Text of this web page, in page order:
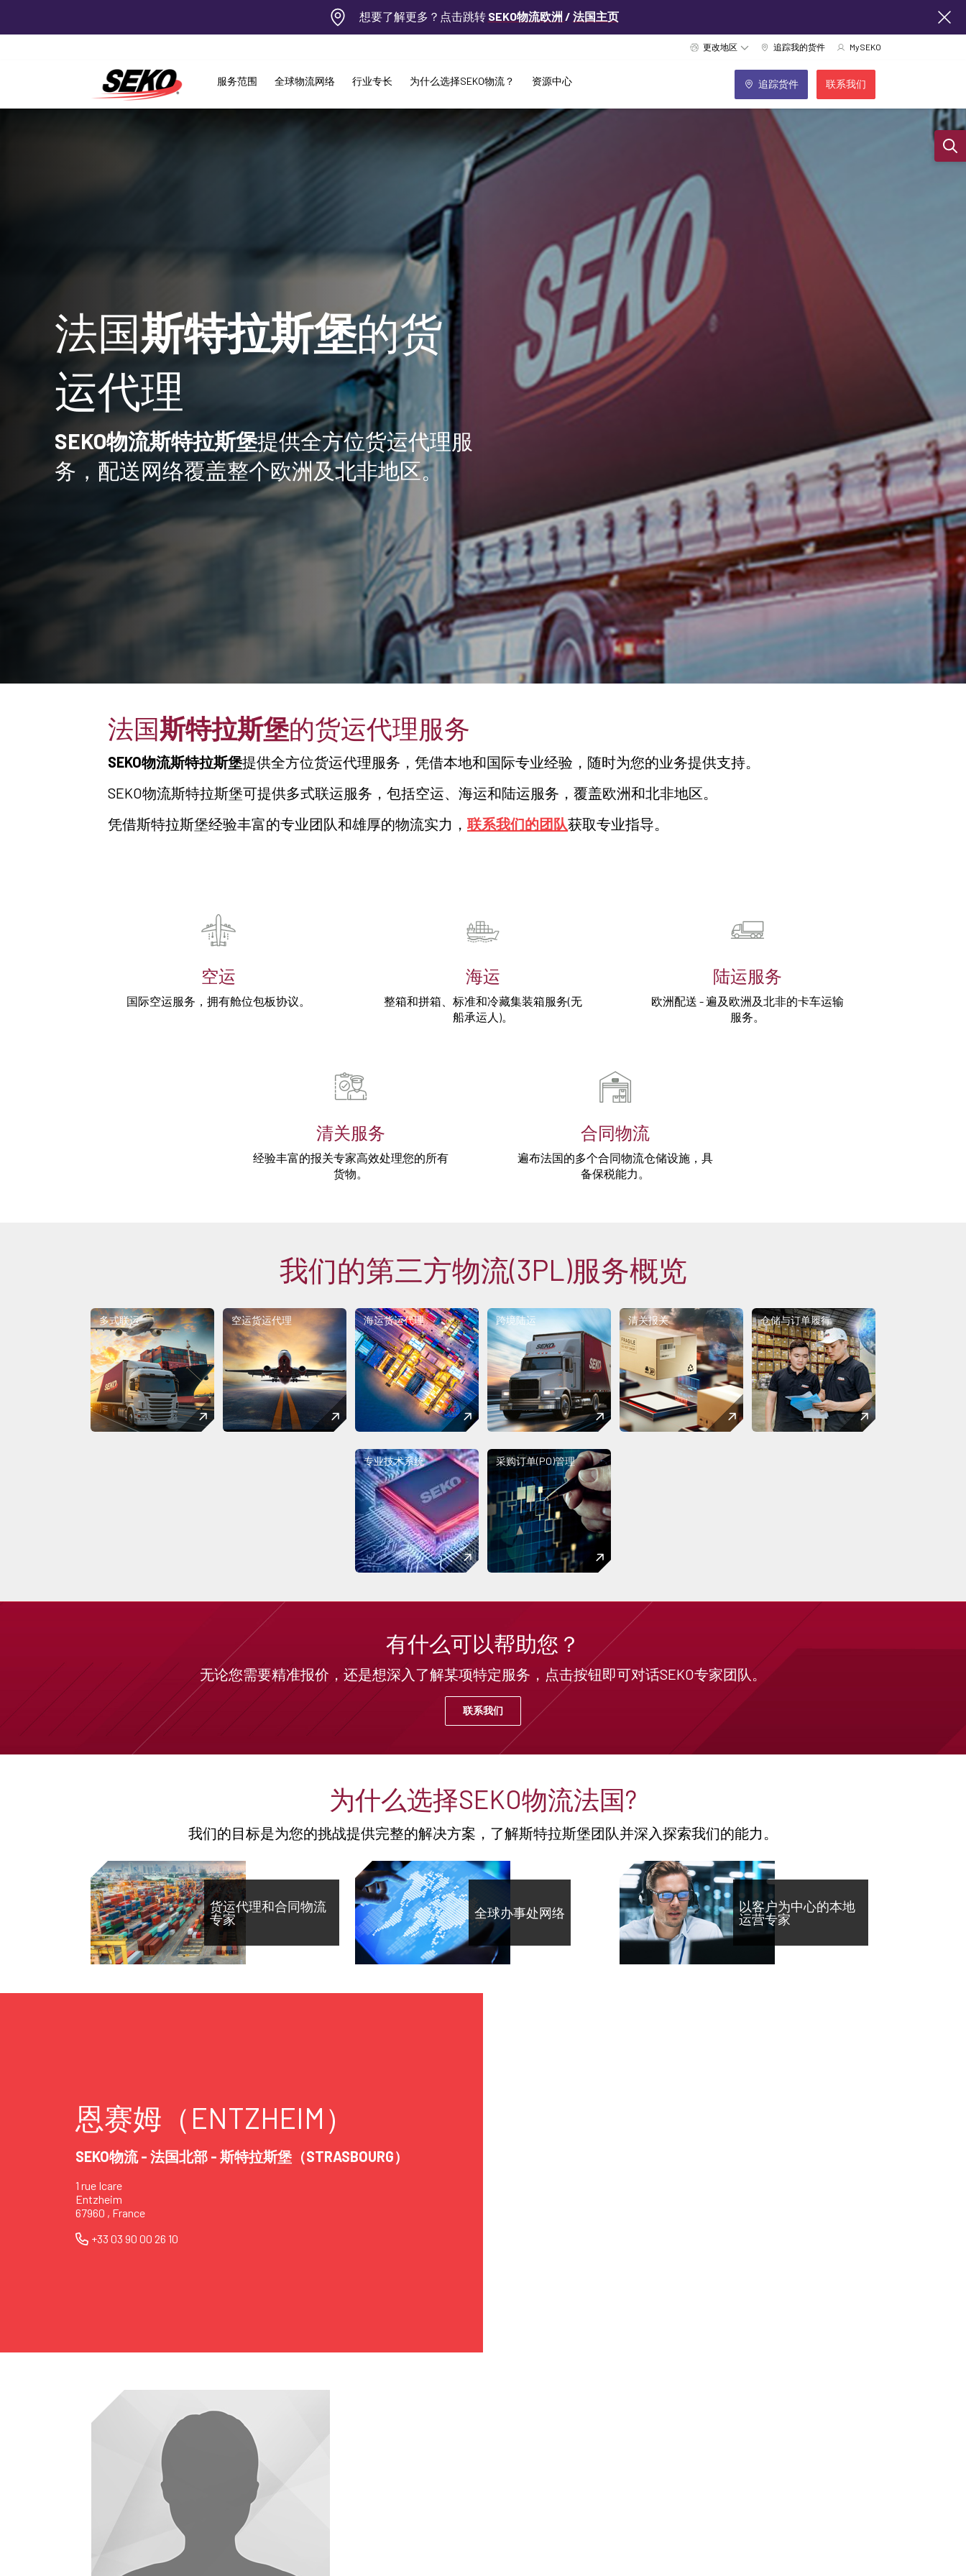
想要了解更多？点击跳转 SEKO物流欧洲 / 法国主页
更改地区 追踪我的货件 MySEKO
服务范围 全球物流网络 行业专长 为什么选择SEKO物流？ 资源中心 追踪货件 联系我们
法国斯特拉斯堡的货
运代理
SEKO物流斯特拉斯堡提供全方位货运代理服
务，配送网络覆盖整个欧洲及北非地区。
法国斯特拉斯堡的货运代理服务
SEKO物流斯特拉斯堡提供全方位货运代理服务，凭借本地和国际专业经验，随时为您的业务提供支持。
SEKO物流斯特拉斯堡可提供多式联运服务，包括空运、海运和陆运服务，覆盖欧洲和北非地区。
凭借斯特拉斯堡经验丰富的专业团队和雄厚的物流实力， 联系我们的团队获取专业指导。
空运
国际空运服务，拥有舱位包板协议。
海运
整箱和拼箱、标准和冷藏集装箱服务(无
船承运人)。
陆运服务
欧洲配送 - 遍及欧洲及北非的卡车运输
服务。
清关服务
经验丰富的报关专家高效处理您的所有
货物。
合同物流
遍布法国的多个合同物流仓储设施，具
备保税能力。
我们的第三方物流(3PL)服务概览
多式联运 空运货运代理 海运货运代理 跨境陆运 清关报关 仓储与订单履行
专业技术系统 采购订单(PO)管理
有什么可以帮助您？
无论您需要精准报价，还是想深入了解某项特定服务，点击按钮即可对话SEKO专家团队。
联系我们
为什么选择SEKO物流法国?
我们的目标是为您的挑战提供完整的解决方案，了解斯特拉斯堡团队并深入探索我们的能力。
货运代理和合同物流
专家
全球办事处网络
以客户为中心的本地
运营专家
恩赛姆（ENTZHEIM）
SEKO物流 - 法国北部 - 斯特拉斯堡（STRASBOURG）
1 rue Icare
Entzheim
67960 , France
+33 03 90 00 26 10